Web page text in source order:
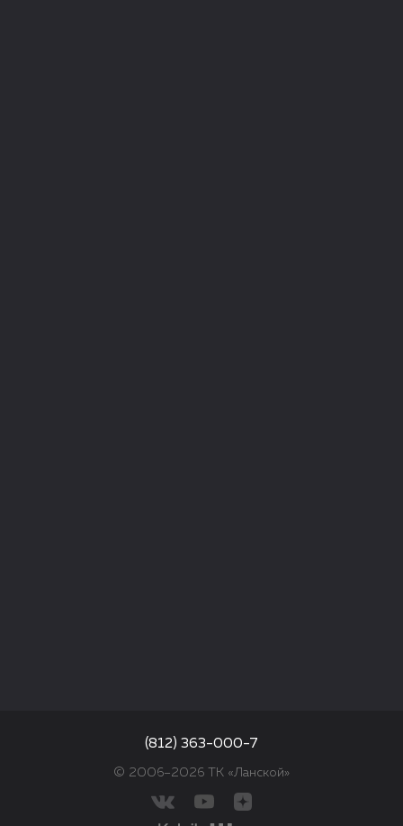
© 2006–2026 ТК «Ланской»
(812) 363-000-7